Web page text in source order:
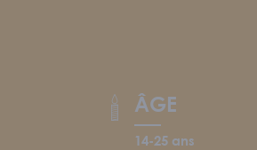
ÂGE
14-25 ans